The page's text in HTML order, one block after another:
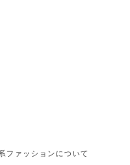
ァッションについて